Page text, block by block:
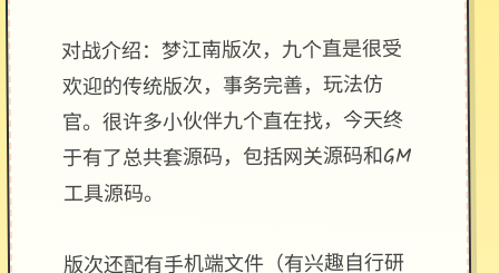
对战介绍：梦江南版次，九个直是很受
欢迎的传统版次，事务完善，玩法仿
官。很许多小伙伴九个直在找，今天终
于有了总共套源码，包括网关源码和GM
工具源码。